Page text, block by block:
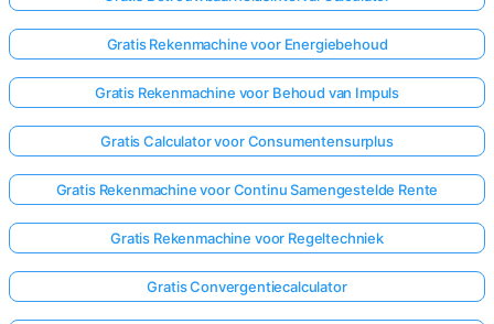
Gratis Rekenmachine voor Energiebehoud
Gratis Rekenmachine voor Behoud van Impuls
Gratis Calculator voor Consumentensurplus
Gratis Rekenmachine voor Continu Samengestelde Rente
Gratis Rekenmachine voor Regeltechniek
Gratis Convergentiecalculator